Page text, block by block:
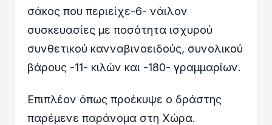
σάκος που περιείχε-6- νάιλον
συσκευασίες με ποσότητα ισχυρού
συνθετικού κανναβινοειδούς, συνολικού
βάρους -11- κιλών και -180- γραμμαρίων.
Επιπλέον όπως προέκυψε ο δράστης
παρέμενε παράνομα στη Χώρα.